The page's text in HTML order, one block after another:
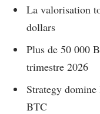
La valorisation
dollars
Plus de 50 000
trimestre 2026
Strategy domine
BTC